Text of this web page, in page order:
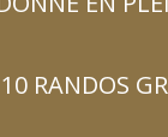
RANDOS
a
pour
à
Eco’dels.